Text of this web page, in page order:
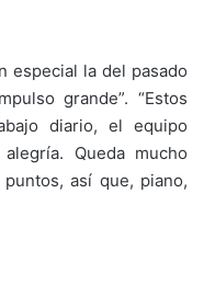
especial la del pasado
grande”. “Estos
diario, el equipo
Queda mucho
así que, piano,